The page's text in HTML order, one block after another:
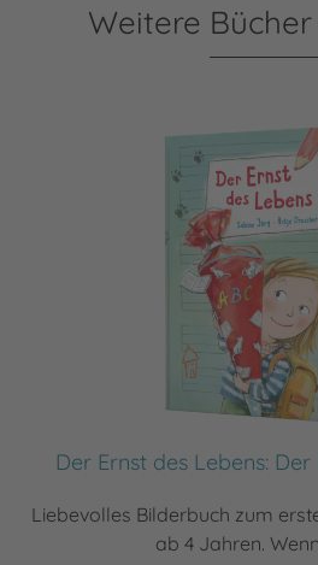
Weitere
Der Ernst des Lebens:
Liebevolles Bilderbuch zum
ab 4 Jahren.